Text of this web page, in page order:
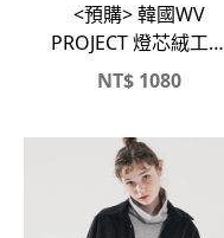
<預購> 韓國WV
PROJECT 燈芯絨工裝
褲
NT$ 1080